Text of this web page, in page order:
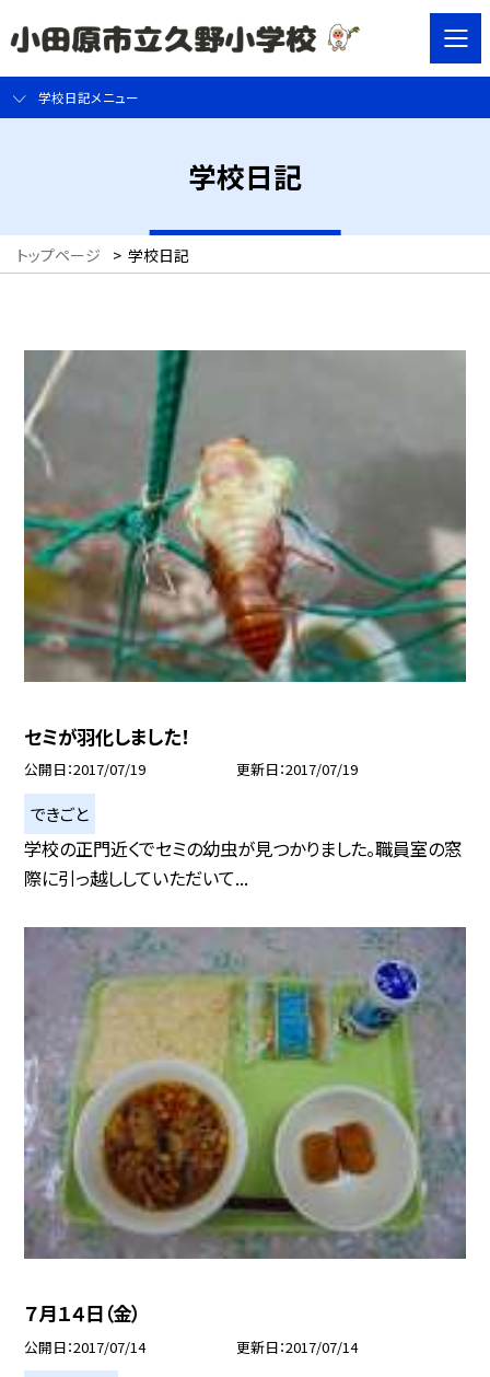
学校日記メニュー
学校日記
トップページ > 学校日記
セミが羽化しました！
公開日 2017/07/19 更新日 2017/07/19
できごと
学校の正門近くでセミの幼虫が見つかりました。職員室の窓
際に引っ越ししていただいて...
７月１４日（金）
公開日 2017/07/14 更新日 2017/07/14